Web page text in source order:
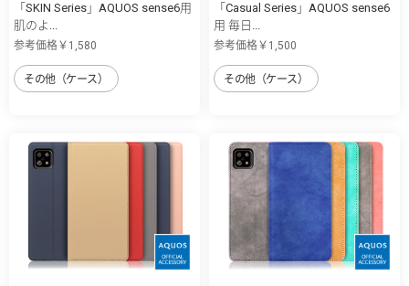
「SKIN Series」AQUOS sense6用
肌のよ...
参考価格￥1,580
その他（ケース）
「Casual Series」AQUOS sense6
用 毎日...
参考価格￥1,500
その他（ケース）